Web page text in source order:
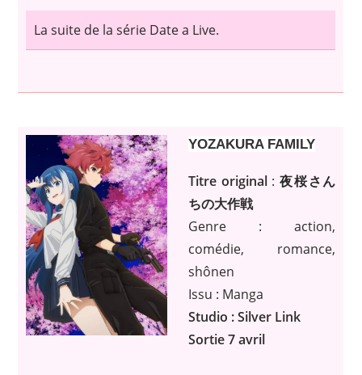
La suite de la série Date a Live.
YOZAKURA FAMILY
Titre original:夜桜さん
ちの大作戦
Genre : action,
comédie, romance,
shônen
Issu : Manga
Studio : Silver Link
Sortie 7 avril